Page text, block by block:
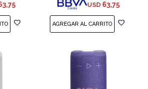
USD 63,75